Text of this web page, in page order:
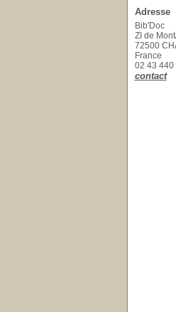
Adresse
Bib'Doc
ZI de
72500
France
02 43 440
contact